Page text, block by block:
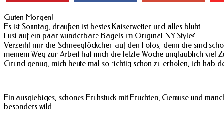
Guten Morgen!
Es ist Sonntag, draußen ist bestes Kaiserwetter und alles blüht.
Lust auf ein paar wunderbare Bagels im Original NY Style?
Verzeiht mir die Schneeglöckchen auf den Fotos, denn die sind
meinem Weg zur Arbeit hat mich die letzte Woche unglaublich viel
Grund genug, mich heute mal so richtig schön zu erholen, ich hab
Ein ausgiebiges, schönes Frühstück mit Früchten, Gemüse und
besonders wild.